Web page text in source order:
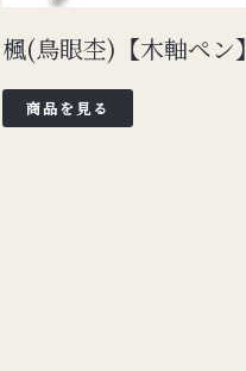
楓(鳥眼杢)【木軸ペン】
商品を見る